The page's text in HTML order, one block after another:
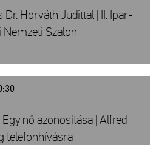
Horváth Judittal | II. Ipar-
Szalon
nő azonosítása | Alfred
telefonhívásra